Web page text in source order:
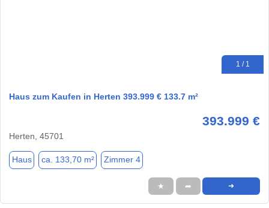
1 / 1
Haus zum Kaufen in Herten 393.999 € 133.7 m²
393.999 €
Herten, 45701
Haus ca. 133,70 m² Zimmer 4
★ ➦ ➜